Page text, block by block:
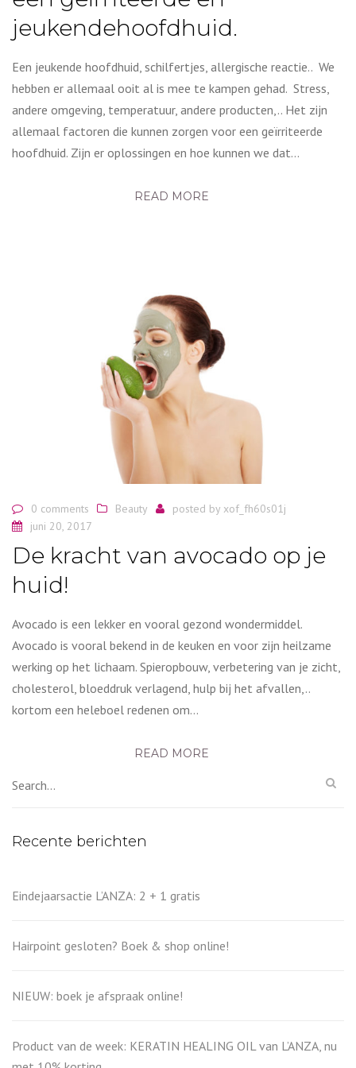
jeukendehoofdhuid.
Een jeukende hoofdhuid, schilfertjes, allergische reactie.. We
hebben er allemaal ooit al is mee te kampen gehad. Stress,
andere omgeving, temperatuur, andere producten,.. Het zijn
allemaal factoren die kunnen zorgen voor een geïrriteerde
hoofdhuid. Zijn er oplossingen en hoe kunnen we dat…
READ MORE
0 comments Beauty posted by xof_fh60s01j
juni 20, 2017
De kracht van avocado op je
huid!
Avocado is een lekker en vooral gezond wondermiddel.
Avocado is vooral bekend in de keuken en voor zijn heilzame
werking op het lichaam. Spieropbouw, verbetering van je zicht,
cholesterol, bloeddruk verlagend, hulp bij het afvallen,..
kortom een heleboel redenen om…
READ MORE
Recente berichten
Eindejaarsactie L’ANZA: 2 + 1 gratis
Hairpoint gesloten? Boek & shop online!
NIEUW: boek je afspraak online!
Product van de week: KERATIN HEALING OIL van L’ANZA, nu